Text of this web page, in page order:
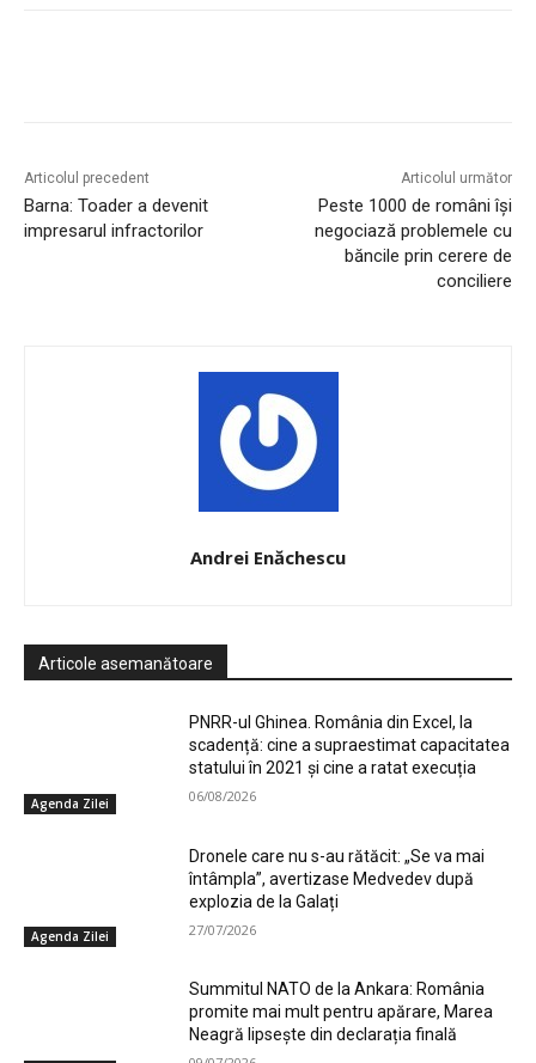
Articolul precedent
Barna: Toader a devenit
impresarul infractorilor
Articolul următor
Peste 1000 de români își
negociază problemele cu
băncile prin cerere de
conciliere
Andrei Enăchescu
Articole asemanătoare
Agenda Zilei
PNRR-ul Ghinea. România din Excel, la
scadență: cine a supraestimat capacitatea
statului în 2021 și cine a ratat execuția
06/08/2026
Agenda Zilei
Dronele care nu s-au rătăcit: „Se va mai
întâmpla”, avertizase Medvedev după
explozia de la Galați
27/07/2026
Summitul NATO de la Ankara: România
promite mai mult pentru apărare, Marea
Neagră lipsește din declarația finală